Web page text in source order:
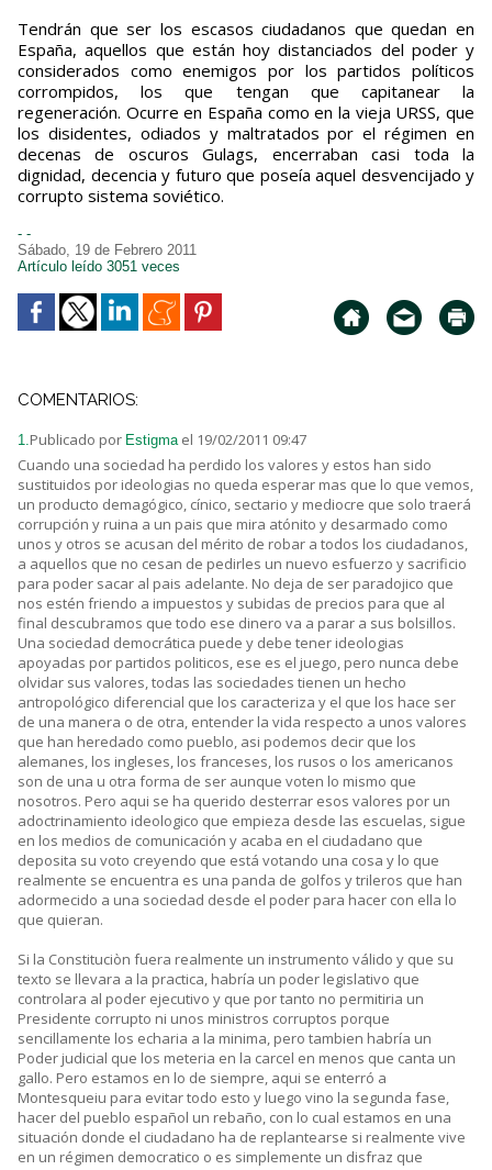
Tendrán que ser los escasos ciudadanos que quedan en
España, aquellos que están hoy distanciados del poder y
considerados como enemigos por los partidos políticos
corrompidos, los que tengan que capitanear la
regeneración. Ocurre en España como en la vieja URSS, que
los disidentes, odiados y maltratados por el régimen en
decenas de oscuros Gulags, encerraban casi toda la
dignidad, decencia y futuro que poseía aquel desvencijado y
corrupto sistema soviético.
- -
Sábado, 19 de Febrero 2011
Artículo leído 3051 veces
COMENTARIOS:
1.Publicado por Estigma el 19/02/2011 09:47
Cuando una sociedad ha perdido los valores y estos han sido
sustituidos por ideologias no queda esperar mas que lo que vemos,
un producto demagógico, cínico, sectario y mediocre que solo traerá
corrupción y ruina a un pais que mira atónito y desarmado como
unos y otros se acusan del mérito de robar a todos los ciudadanos,
a aquellos que no cesan de pedirles un nuevo esfuerzo y sacrificio
para poder sacar al pais adelante. No deja de ser paradojico que
nos estén friendo a impuestos y subidas de precios para que al
final descubramos que todo ese dinero va a parar a sus bolsillos.
Una sociedad democrática puede y debe tener ideologias
apoyadas por partidos politicos, ese es el juego, pero nunca debe
olvidar sus valores, todas las sociedades tienen un hecho
antropológico diferencial que los caracteriza y el que los hace ser
de una manera o de otra, entender la vida respecto a unos valores
que han heredado como pueblo, asi podemos decir que los
alemanes, los ingleses, los franceses, los rusos o los americanos
son de una u otra forma de ser aunque voten lo mismo que
nosotros. Pero aqui se ha querido desterrar esos valores por un
adoctrinamiento ideologico que empieza desde las escuelas, sigue
en los medios de comunicación y acaba en el ciudadano que
deposita su voto creyendo que está votando una cosa y lo que
realmente se encuentra es una panda de golfos y trileros que han
adormecido a una sociedad desde el poder para hacer con ella lo
que quieran.
Si la Constituciòn fuera realmente un instrumento válido y que su
texto se llevara a la practica, habría un poder legislativo que
controlara al poder ejecutivo y que por tanto no permitiria un
Presidente corrupto ni unos ministros corruptos porque
sencillamente los echaria a la minima, pero tambien habría un
Poder judicial que los meteria en la carcel en menos que canta un
gallo. Pero estamos en lo de siempre, aqui se enterró a
Montesqueiu para evitar todo esto y luego vino la segunda fase,
hacer del pueblo español un rebaño, con lo cual estamos en una
situación donde el ciudadano ha de replantearse si realmente vive
en un régimen democratico o es simplemente un disfraz que